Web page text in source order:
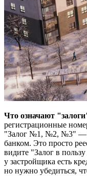
Что означают
регистрационные
"Залог №1, №2, №3" —
банком. Это просто
видите "Залог в
у застройщика есть
но нужно убедиться,